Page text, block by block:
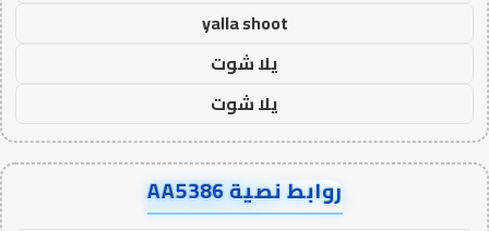
yalla shoot
يلا شوت
يلا شوت
روابط نصية AA5386